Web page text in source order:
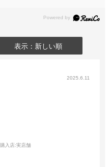
表示：新しい順
2025.6.11
購入店:実店舗